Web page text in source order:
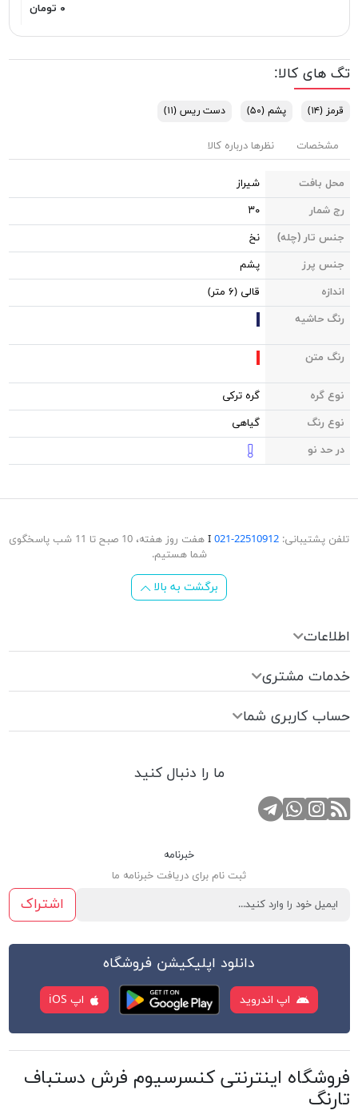
۰ تومان
تگ های کالا:
قرمز(۱۴) پشم(۵۰) دست ریس(۱۱)
مشخصات نظرها درباره کالا
محل بافت
شیراز
رج شمار
۳۰
جنس تار (چله)
نخ
جنس پرز
پشم
اندازه
قالی (۶ متر)
رنگ حاشیه
رنگ متن
نوع گره
گره ترکی
نوع رنگ
گیاهی
در حد نو
تلفن پشتیبانی: 22510912-021
هفت روز هفته، 10 صبح تا 11 شب پاسخگوی
شما هستیم.
برگشت به بالا
اطلاعات
خدمات مشتری
حساب کاربری شما
ما را دنبال کنید
RSSصفحه اینستاگرام
تماس با واتس اپ
کانال تلگرام
خبرنامه
ثبت نام برای دریافت خبرنامه ما
اشتراک
دانلود اپلیکیشن فروشگاه
اپ اندروید اپ iOS
فروشگاه اینترنتی کنسرسیوم فرش دستباف
تارنگ